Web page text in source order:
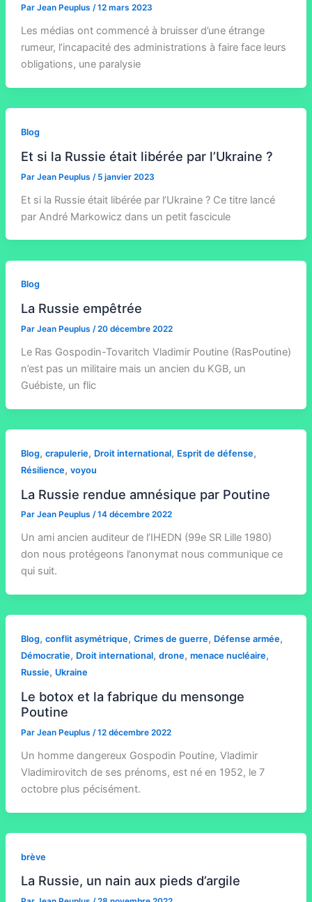
Par Jean Peuplus /12 mars 2023
Les médias ont commencé à bruisser d’une étrange
rumeur, l’incapacité des administrations à faire face leurs
obligations, une paralysie
Blog
Et si la Russie était libérée par l’Ukraine ?
Par Jean Peuplus / 5 janvier 2023
Et si la Russie était libérée par l’Ukraine ? Ce titre lancé
par André Markowicz dans un petit fascicule
Blog
La Russie empêtrée
Par Jean Peuplus /20 décembre 2022
Le Ras Gospodin-Tovaritch Vladimir Poutine (RasPoutine)
n’est pas un militaire mais un ancien du KGB, un
Guébiste, un flic
Blog, crapulerie, Droit international, Esprit de défense,
Résilience, voyou
La Russie rendue amnésique par Poutine
Par Jean Peuplus /14 décembre 2022
Un ami ancien auditeur de l’IHEDN (99e SR Lille 1980)
don nous protégeons l’anonymat nous communique ce
qui suit.
Blog, conflit asymétrique, Crimes de guerre, Défense armée,
Démocratie, Droit international, drone, menace nucléaire,
Russie, Ukraine
Le botox et la fabrique du mensonge
Poutine
Par Jean Peuplus /12 décembre 2022
Un homme dangereux Gospodin Poutine, Vladimir
Vladimirovitch de ses prénoms, est né en 1952, le 7
octobre plus pécisément.
brève
La Russie, un nain aux pieds d’argile